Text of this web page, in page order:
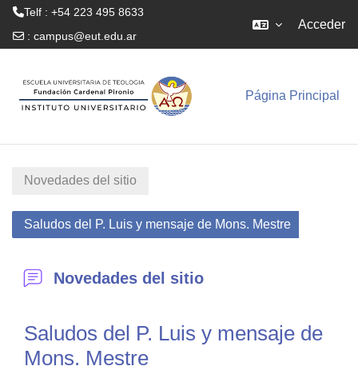
Telf : +54 223 495 8633
: campus@eut.edu.ar
Acceder
Página Principal
Novedades del sitio
Saludos del P. Luis y mensaje de Mons. Mestre
Novedades del sitio
Saludos del P. Luis y mensaje de
Mons. Mestre